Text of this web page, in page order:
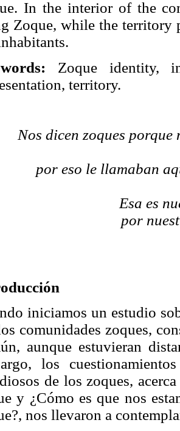
In the interior of the
Zoque, while the territory
Zoque identity,
territory.
Nos dicen zoques
por eso le llamaban
Esa es
por
iniciamos un estudio
comunidades zoques,
aunque estuvieran
los
de los zoques,
y ¿Cómo es que nos
nos llevaron a